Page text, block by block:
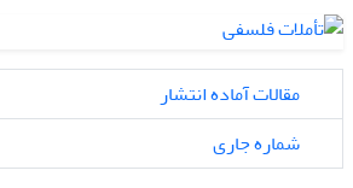
مقالات آماده انتشار
شماره جاری